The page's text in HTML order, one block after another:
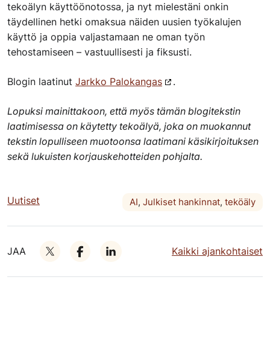
tekoälyn käyttöönotossa, ja nyt mielestäni onkin
täydellinen hetki omaksua näiden uusien työkalujen
käyttö ja oppia valjastamaan ne oman työn
tehostamiseen – vastuullisesti ja fiksusti.
Blogin laatinut Jarkko Palokangas .
Lopuksi mainittakoon, että myös tämän blogitekstin
laatimisessa on käytetty tekoälyä, joka on muokannut
tekstin lopulliseen muotoonsa laatimani käsikirjoituksen
sekä lukuisten korjauskehotteiden pohjalta.
Uutiset AI, Julkiset hankinnat, teköäly
JAA Kaikki ajankohtaiset